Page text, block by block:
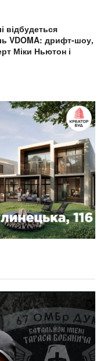
відбудеться
VDOMA: дрифт-шоу,
Міки Ньютон і